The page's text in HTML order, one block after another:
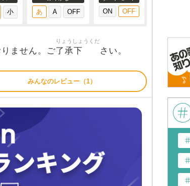
ません。ご了承下
りょうしょうくだ
さい。
みんなのレビュー（1）